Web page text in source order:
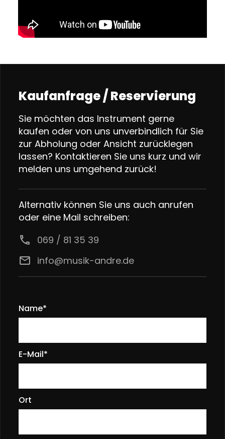
Kaufanfrage / Reservierung
Sie möchten das Instrument gerne
kaufen oder von uns unverbindlich für Sie
zur Abholung oder Ansicht zurücklegen
lassen? Kontaktieren Sie uns kurz und wir
melden uns umgehend zurück!
Alternativ können Sie uns auch anrufen
oder eine Mail schreiben:
call
069 / 81 35 39
email info@musik-andre.de
Name*
E-Mail*
Ort